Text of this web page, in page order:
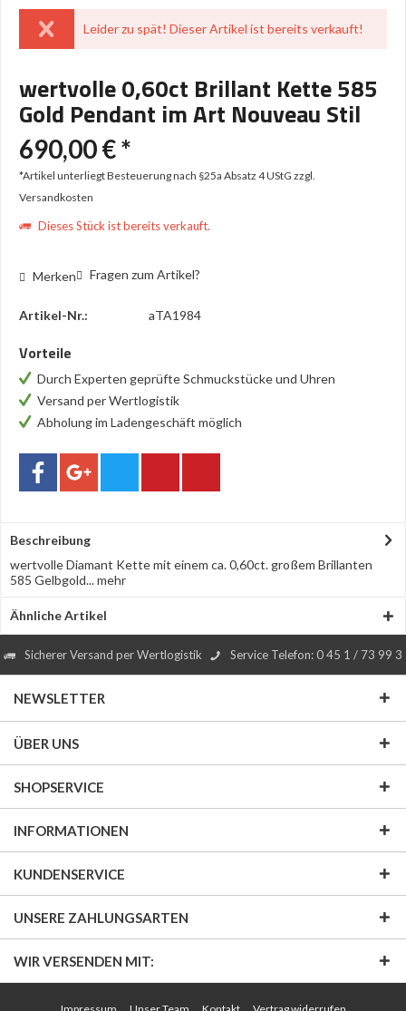
Leider zu spät! Dieser Artikel ist bereits verkauft!
wertvolle 0,60ct Brillant Kette 585
Gold Pendant im Art Nouveau Stil
690,00 € *
*Artikel unterliegt Besteuerung nach §25a Absatz 4 UStG zzgl.
Versandkosten
Dieses Stück ist bereits verkauft.
Merken Fragen zum Artikel?
Artikel-Nr.: aTA1984
Vorteile
Durch Experten geprüfte Schmuckstücke und Uhren
Versand per Wertlogistik
Abholung im Ladengeschäft möglich
Beschreibung
wertvolle Diamant Kette mit einem ca. 0,60ct. großem Brillanten
585 Gelbgold...mehr
Ähnliche Artikel
Sicherer Versand per Wertlogistik Service Telefon: 0 45 1 / 73 99 3
NEWSLETTER
ÜBER UNS
SHOPSERVICE
INFORMATIONEN
KUNDENSERVICE
UNSERE ZAHLUNGSARTEN
WIR VERSENDEN MIT: